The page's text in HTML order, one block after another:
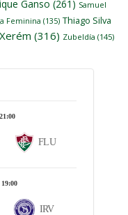
Ganso (261) Samuel
Feminina (135) Thiago Silva
Xerém (316) Zubeldía (145)
21:00
FLU
19:00
IRV